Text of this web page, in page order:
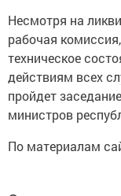
Несмотря на
рабочая
техническое
действиям всех
пройдет
министров
По материалам